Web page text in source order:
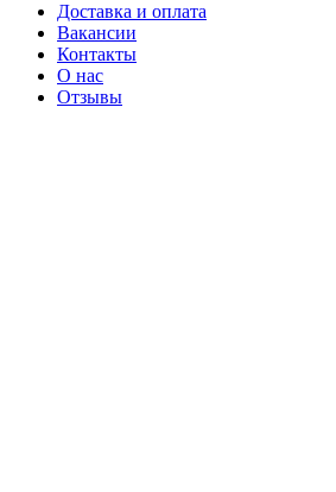
Доставка и оплата
Вакансии
Контакты
О нас
Отзывы